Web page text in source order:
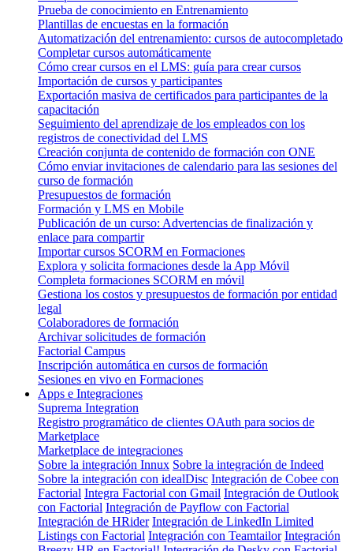
Prueba de conocimiento en Entrenamiento
Plantillas de encuestas en la formación
Automatización del entrenamiento: cursos de autocompletado
Completar cursos automáticamente
Cómo crear cursos en el LMS: guía para crear cursos
Importación de cursos y participantes
Exportación masiva de certificados para participantes de la
capacitación
Seguimiento del aprendizaje de los empleados con los
registros de conectividad del LMS
Creación conjunta de contenido de formación con ONE
Cómo enviar invitaciones de calendario para las sesiones del
curso de formación
Presupuestos de formación
Formación y LMS en Mobile
Publicación de un curso: Advertencias de finalización y
enlace para compartir
Importar cursos SCORM en Formaciones
Explora y solicita formaciones desde la App Móvil
Completa formaciones SCORM en móvil
Gestiona los costos y presupuestos de formación por entidad
legal
Colaboradores de formación
Archivar solicitudes de formación
Factorial Campus
Inscripción automática en cursos de formación
Sesiones en vivo en Formaciones
Apps e Integraciones
Suprema Integration
Registro programático de clientes OAuth para socios de
Marketplace
Marketplace de integraciones
Sobre la integración Innux Sobre la integración de Indeed
Sobre la integración con idealDisc Integración de Cobee con
Factorial Integra Factorial con Gmail Integración de Outlook
con Factorial Integración de Payflow con Factorial
Integración de HRider Integración de LinkedIn Limited
Listings con Factorial Integración con Teamtailor Integración